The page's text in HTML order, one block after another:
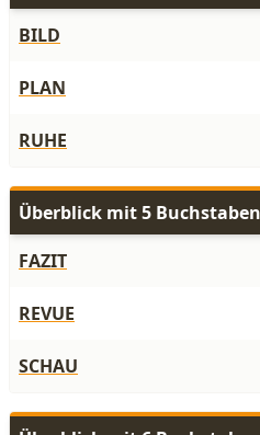
BILD
PLAN
RUHE
Überblick mit 5 Buchstaben
FAZIT
REVUE
SCHAU